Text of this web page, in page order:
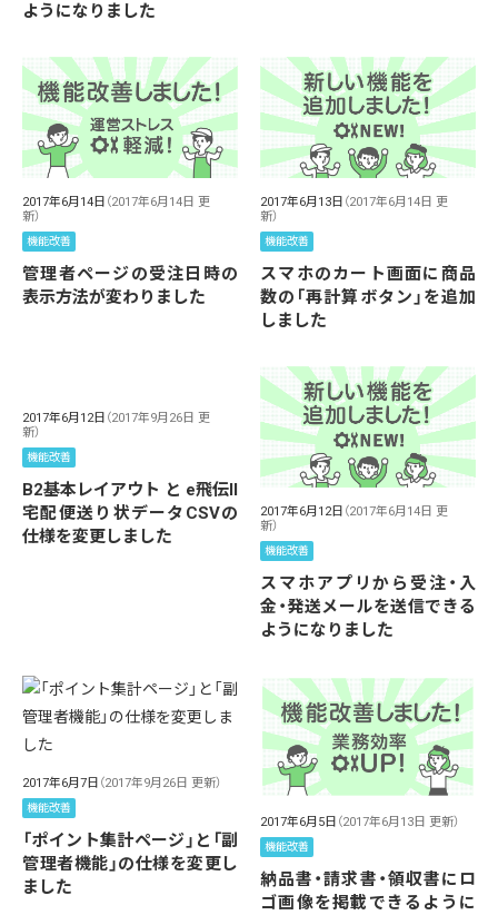
ようになりました
2017年6月14日 （2017年6月14日 更
新）
機能改善
管理者ページの受注日時の
表示方法が変わりました
2017年6月13日 （2017年6月14日 更
新）
機能改善
スマホのカート画面に商品
数の「再計算ボタン」を追加
しました
2017年6月12日 （2017年9月26日 更
新）
機能改善
B2基本レイアウト と e飛伝II
宅配便送り状データCSVの
仕様を変更しました
2017年6月12日 （2017年6月14日 更
新）
機能改善
スマホアプリから受注・入
金・発送メールを送信できる
ようになりました
2017年6月7日 （2017年9月26日 更新）
機能改善
「ポイント集計ページ」と「副
管理者機能」の仕様を変更し
ました
2017年6月5日 （2017年6月13日 更新）
機能改善
納品書・請求書・領収書にロ
ゴ画像を掲載できるように